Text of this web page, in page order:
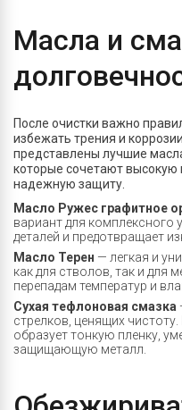
Масла и
После очистки важно
избежать трения и
представлены лучшие
которые сочетают
надежную защиту.
Масло Ружес графитное
вариант для комплексного
деталей и предотвращает
Масло Терен — легкая и
как для стволов, так и для
перепадам температур и
Сухая тефлоновая смазка
стрелков, ценящих
образует тонкую пленку,
защищающую металл.